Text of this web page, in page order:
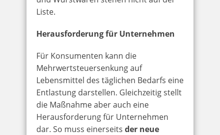
Liste.
Herausforderung für Unternehmen
Für Konsumenten kann die
Mehrwertsteuersenkung auf
Lebensmittel des täglichen Bedarfs eine
Entlastung darstellen. Gleichzeitig stellt
die Maßnahme aber auch eine
Herausforderung für Unternehmen
dar. So muss einerseits der neue